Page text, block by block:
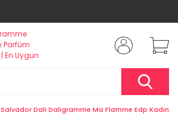
Salvador Dali Daligramme Ma Flamme Edp Kadın